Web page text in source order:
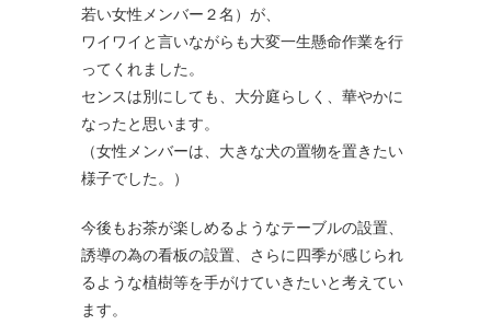
若い女性メンバー２名）が、
ワイワイと言いながらも大変一生懸命作業を行
ってくれました。
センスは別にしても、大分庭らしく、華やかに
なったと思います。
（女性メンバーは、大きな犬の置物を置きたい
様子でした。）
今後もお茶が楽しめるようなテーブルの設置、
誘導の為の看板の設置、さらに四季が感じられ
るような植樹等を手がけていきたいと考えてい
ます。